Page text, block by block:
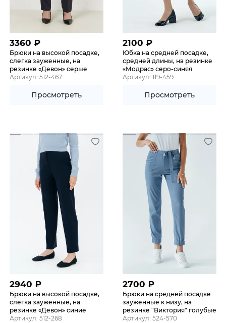
3360 ₽
Брюки на высокой посадке,
слегка зауженные, на
резинке «Девон» серые
Артикул: 512-467
Просмотреть
2100 ₽
Юбка на средней посадке,
средней длины, на резинке
«Модрас» серо-синяя
Артикул: 119-459
Просмотреть
2940 ₽
Брюки на высокой посадке,
слегка зауженные, на
резинке «Девон» синие
Артикул: 512-268
2700 ₽
Брюки на средней посадке
зауженные к низу, на
резинке "Виктория" голубые
Артикул: 524-570